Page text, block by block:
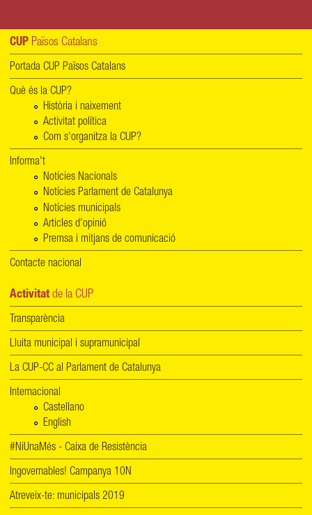
CUP Països Catalans
Portada CUP Països Catalans
Què és la CUP?
Història i naixement
Activitat política
Com s'organitza la CUP?
Informa't
Notícies Nacionals
Notícies Parlament de Catalunya
Notícies municipals
Articles d'opinió
Premsa i mitjans de comunicació
Contacte nacional
Activitat de la CUP
Transparència
Lluita municipal i supramunicipal
La CUP-CC al Parlament de Catalunya
Internacional
Castellano
English
#NiUnaMés - Caixa de Resistència
Ingovernables! Campanya 10N
Atreveix-te: municipals 2019